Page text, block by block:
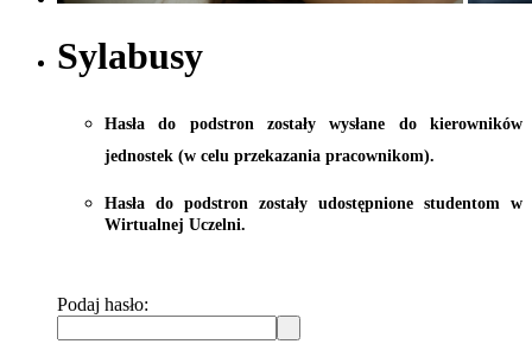
Sylabusy
Hasła do podstron zostały wysłane do kierowników
jednostek (w celu przekazania pracownikom).
Hasła do podstron zostały udostępnione studentom w
Wirtualnej Uczelni.
Podaj hasło: